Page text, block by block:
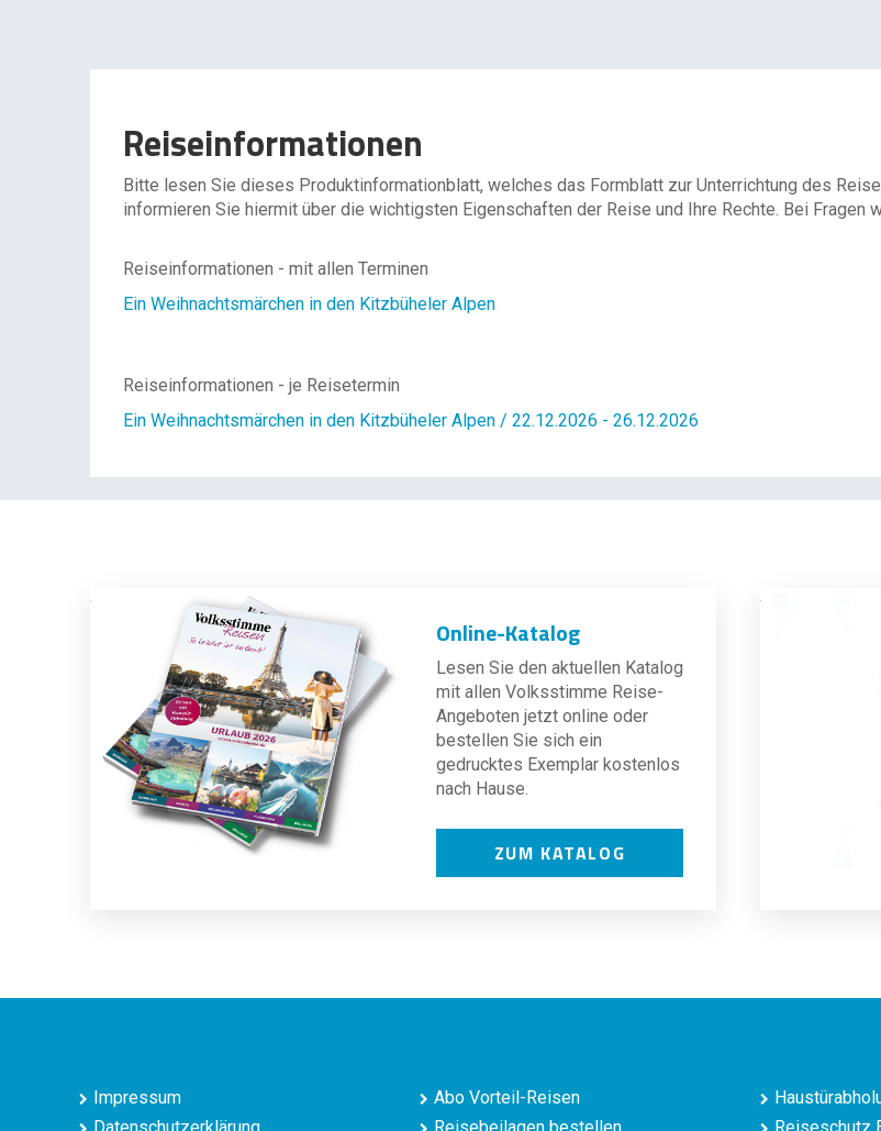
Reiseinformationen
Bitte lesen Sie dieses Produktinformationblatt, welches das Formblatt zur Unterrichtung des
informieren Sie hiermit über die wichtigsten Eigenschaften der Reise und Ihre Rechte. Bei Fragen
Reiseinformationen - mit allen Terminen
Ein Weihnachtsmärchen in den Kitzbüheler Alpen
Reiseinformationen - je Reisetermin
Ein Weihnachtsmärchen in den Kitzbüheler Alpen / 22.12.2026 - 26.12.2026
Online-Katalog
Lesen Sie den aktuellen Katalog
mit allen Volksstimme Reise-
Angeboten jetzt online oder
bestellen Sie sich ein
gedrucktes Exemplar kostenlos
nach Hause.
ZUM KATALOG
Impressum
Abo Vorteil-Reisen